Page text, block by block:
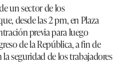
un sector de los
desde las 2 pm, en Plaza
previa para luego
de la República, a fin de
la seguridad de los trabajadores